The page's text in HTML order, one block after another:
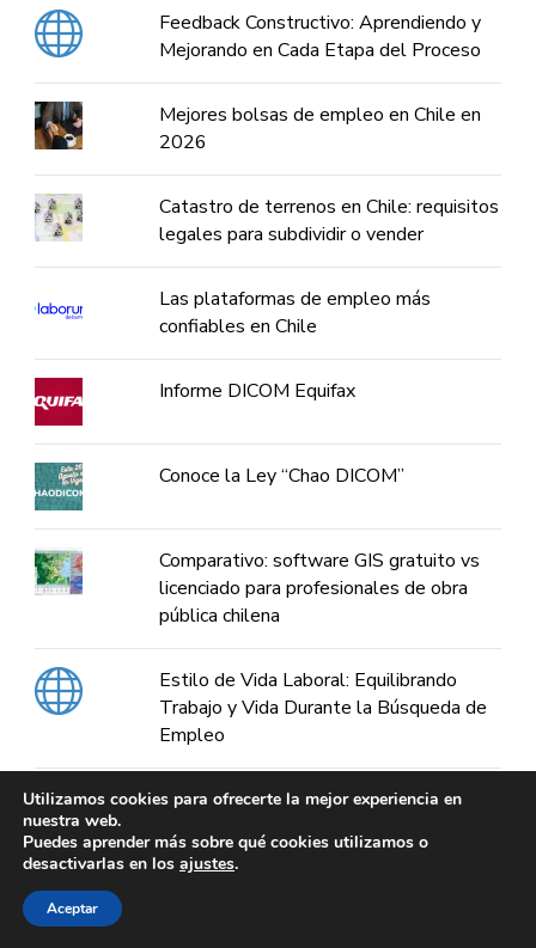
Feedback Constructivo: Aprendiendo y
Mejorando en Cada Etapa del Proceso
Mejores bolsas de empleo en Chile en
2026
Catastro de terrenos en Chile: requisitos
legales para subdividir o vender
Las plataformas de empleo más
confiables en Chile
Informe DICOM Equifax
Conoce la Ley “Chao DICOM”
Comparativo: software GIS gratuito vs
licenciado para profesionales de obra
pública chilena
Estilo de Vida Laboral: Equilibrando
Trabajo y Vida Durante la Búsqueda de
Empleo
Catastro digital en Chile: plataformas
oficiales y herramientas GIS
Utilizamos cookies para ofrecerte la mejor experiencia en
nuestra web.
Puedes aprender más sobre qué cookies utilizamos o
desactivarlas en los ajustes.
Aceptar